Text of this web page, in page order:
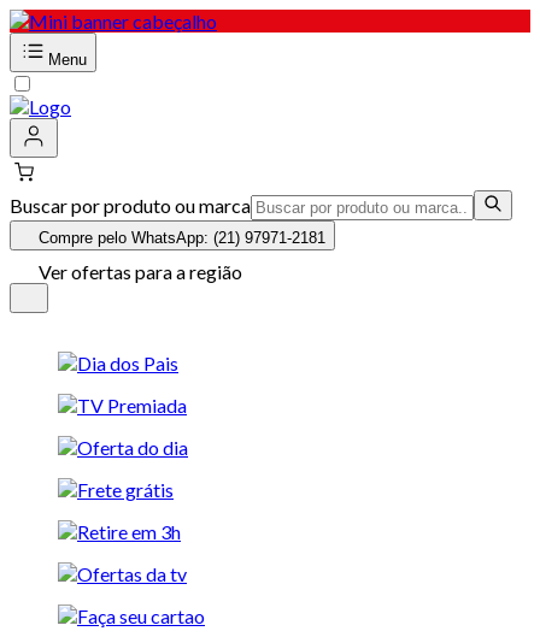
Menu
Buscar por produto ou marca
Compre pelo WhatsApp: (21) 97971-2181
Ver ofertas para a região